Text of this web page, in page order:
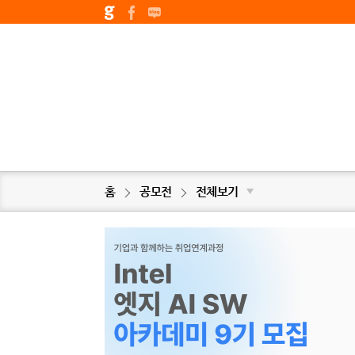
홈 공모전 전체보기 ▼